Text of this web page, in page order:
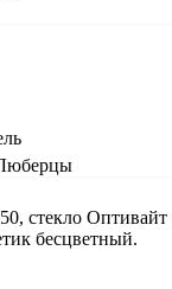
стекло
бесцветный.